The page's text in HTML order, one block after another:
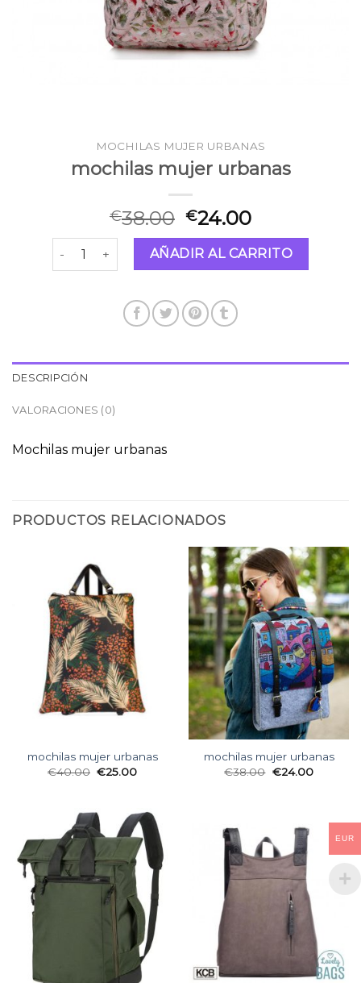
MOCHILAS MUJER URBANAS
mochilas mujer urbanas
€38.00 €24.00
mochilas mujer urbanas cantidad
AÑADIR AL CARRITO
DESCRIPCIÓN
VALORACIONES (0)
Mochilas mujer urbanas
PRODUCTOS RELACIONADOS
mochilas mujer urbanas
€40.00 €25.00
mochilas mujer urbanas
€38.00 €24.00
EUR